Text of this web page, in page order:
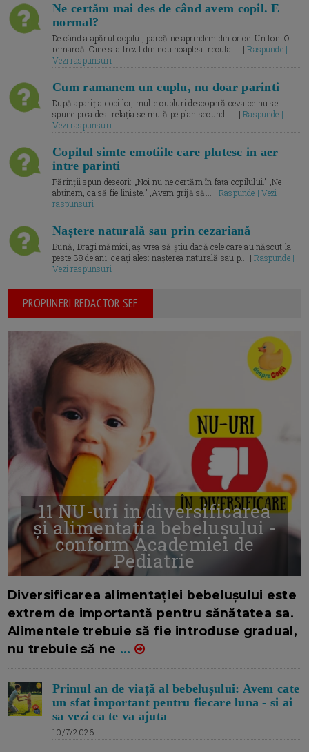
Ne certăm mai des de când avem copil. E
normal?
De când a apărut copilul, parcă ne aprindem din orice. Un ton. O
remarcă. Cine s-a trezit din nou noaptea trecuta.... |Raspunde |
Vezi raspunsuri
Cum ramanem un cuplu, nu doar parinti
După apariția copiilor, multe cupluri descoperă ceva ce nu se
spune prea des: relația se mută pe plan secund. ... |Raspunde |
Vezi raspunsuri
Copilul simte emotiile care plutesc in aer
intre parinti
Părinții spun deseori: „Noi nu ne certăm în fața copilului.” „Ne
abținem, ca să fie liniște.” „Avem grijă să... | Raspunde | Vezi
raspunsuri
Naștere naturală sau prin cezariană
Bună, Dragi mămici, aș vrea să știu dacă cele care au născut la
peste 38 de ani, ce ați ales: nașterea naturală sau p... |Raspunde |
Vezi raspunsuri
PROPUNERI REDACTOR SEF
11 NU-uri in diversificarea
și alimentația bebelușului -
conform Academiei de
Pediatrie
Diversificarea alimentației bebelușului este
extrem de importantă pentru sănătatea sa.
Alimentele trebuie să fie introduse gradual,
nu trebuie să ne ...
Primul an de viață al bebelușului: Avem cate
un sfat important pentru fiecare luna - si ai
sa vezi ca te va ajuta
10/7/2026